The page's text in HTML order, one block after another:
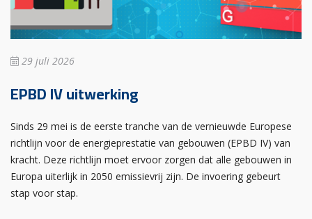
29 juli 2026
EPBD IV uitwerking
Sinds 29 mei is de eerste tranche van de vernieuwde Europese
richtlijn voor de energieprestatie van gebouwen (EPBD IV) van
kracht. Deze richtlijn moet ervoor zorgen dat alle gebouwen in
Europa uiterlijk in 2050 emissievrij zijn. De invoering gebeurt
stap voor stap.